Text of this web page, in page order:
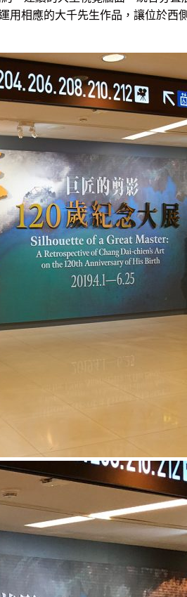
相應的大千先生作品，讓位於西